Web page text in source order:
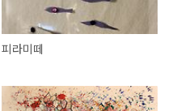
피라미떼